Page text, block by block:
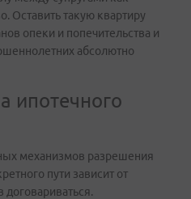
Оставить такую квартиру
опеки и попечительства и
абсолютно
ипотечного
механизмов разрешения
пути зависит от